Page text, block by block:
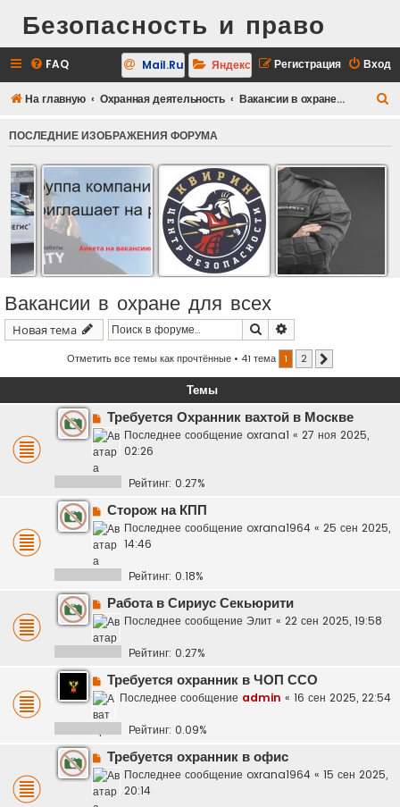
Безопасность и право
FAQ Вход
Регистрация
Mail.Ru Яндекс
На главную Охранная деятельность Вакансии в охране для всех
и
ПОСЛЕДНИЕ ИЗОБРАЖЕНИЯ ФОРУМА
Вакансии в охране для всех
Новая тема Поиск
Отметить все темы как прочтённые • 41 тема 1 2
Темы
Требуется Охранник вахтой в Москве
Последнее сообщение oxrana1 « 27 ноя 2025,
02:26
Рейтинг: 0.27%
Сторож на КПП
Последнее сообщение oxrana1964 « 25 сен 2025,
14:46
Рейтинг: 0.18%
Работа в Сириус Секьюрити
Последнее сообщение Элит « 22 сен 2025, 19:58
Рейтинг: 0.27%
Требуется охранник в ЧОП ССО
Последнее сообщение admin « 16 сен 2025, 22:54
Рейтинг: 0.09%
Требуется охранник в офис
Последнее сообщение oxrana1964 « 15 сен 2025,
20:14